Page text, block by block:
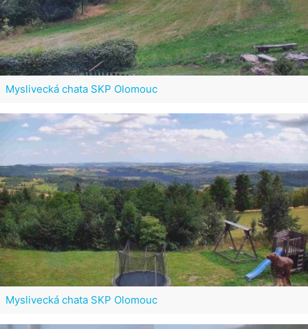
Myslivecká chata SKP Olomouc
Myslivecká chata SKP Olomouc